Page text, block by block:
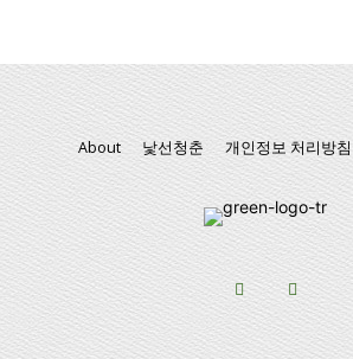
About 낯선청춘 개인정보 처리방침